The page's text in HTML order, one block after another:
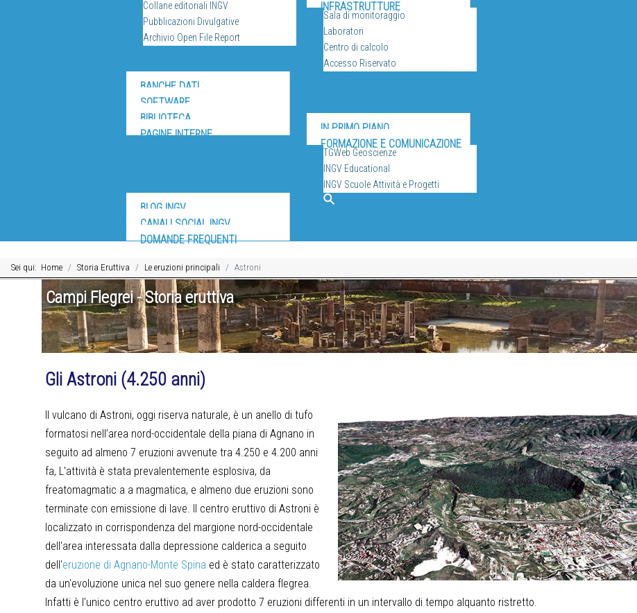
Collane editoriali INGV
Pubblicazioni Divulgative
Archivio Open File Report
INFRASTRUTTURE
Sala di monitoraggio
Laboratori
Centro di calcolo
Accesso Riservato
BANCHE DATI
SOFTWARE
BIBLIOTECA
PAGINE INTERNE
DIVULGAZIONE
IN PRIMO PIANO
FORMAZIONE E COMUNICAZIONE
TGWeb Geoscienze
INGV Educational
INGV Scuole Attività e Progetti
BLOG INGV
CANALI SOCIAL INGV
DOMANDE FREQUENTI
Sei qui: Home Storia Eruttiva Le eruzioni principali Astroni
Campi Flegrei - Storia eruttiva
Gli Astroni (4.250 anni)
Il vulcano di Astroni, oggi riserva naturale, è un anello di tufo
formatosi nell’area nord-occidentale della piana di Agnano in
seguito ad almeno 7 eruzioni avvenute tra 4.250 e 4.200 anni
fa, L'attività è stata prevalentemente esplosiva, da
freatomagmatic a a magmatica, e almeno due eruzioni sono
terminate con emissione di lave. Il centro eruttivo di Astroni è
localizzato in corrispondenza del margione nord-occidentale
dell'area interessata dalla depressione calderica a seguito
dell'eruzione di Agnano-Monte Spina ed è stato caratterizzato
da un'evoluzione unica nel suo genere nella caldera flegrea.
Infatti è l'unico centro eruttivo ad aver prodotto 7 eruzioni differenti in un intervallo di tempo alquanto ristretto.